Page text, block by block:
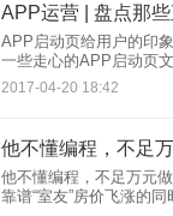
APP启动页给用户的印
一些走心的APP启动页
文案与设计被保存下来
有时候搞一场营销活动
2017-04-20 18:42
他不懂编程，不足万元
靠谱“室友”房价飞涨的